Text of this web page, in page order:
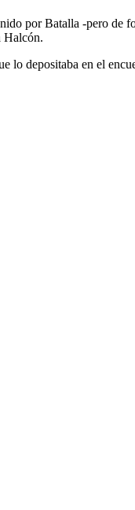
por Batalla -pero de
Halcón.
lo depositaba en el